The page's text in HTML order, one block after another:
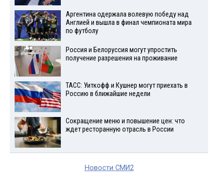
Аргентина одержала волевую победу над
Англией и вышла в финал чемпионата мира
по футболу
Россия и Белоруссия могут упростить
получение разрешения на проживание
ТАСС: Уиткофф и Кушнер могут приехать в
Россию в ближайшие недели
Сокращение меню и повышение цен: что
ждет ресторанную отрасль в России
Новости СМИ2